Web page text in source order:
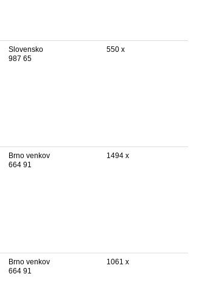
Slovensko
987 65
550 x
Brno venkov
664 91
1494 x
Brno venkov
664 91
1061 x